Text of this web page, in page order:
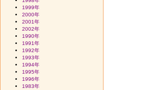
1999年
2000年
2001年
2002年
1990年
1991年
1992年
1993年
1994年
1995年
1996年
1983年